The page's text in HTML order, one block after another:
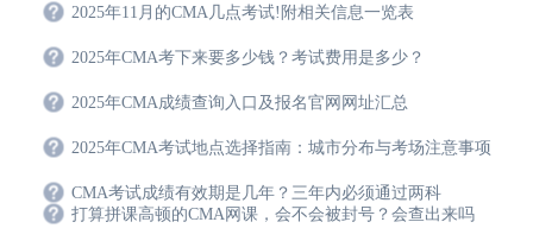
2025年11月的CMA几点考试!附相关信息一览表
2025年CMA考下来要多少钱？考试费用是多少？
2025年CMA成绩查询入口及报名官网网址汇总
2025年CMA考试地点选择指南：城市分布与考场注意事项
CMA考试成绩有效期是几年？三年内必须通过两科
打算拼课高顿的CMA网课，会不会被封号？会查出来吗